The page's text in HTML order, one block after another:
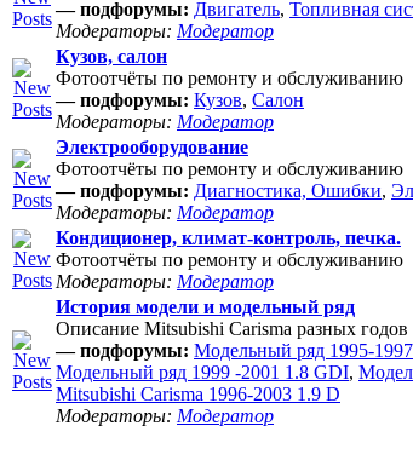
— подфорумы: Двигатель, Топливная
Модераторы: Модератор
Кузов, салон
Фотоотчёты по ремонту и обслуживанию
— подфорумы: Кузов, Салон
Модераторы: Модератор
Электрооборудование
Фотоотчёты по ремонту и обслуживанию
— подфорумы: Диагностика, Ошибки,
Модераторы: Модератор
Кондиционер, климат-контроль, печка.
Фотоотчёты по ремонту и обслуживанию
Модераторы: Модератор
История модели и модельный ряд
Описание Mitsubishi Carisma разных годов
— подфорумы: Модельный ряд 1995-
Модельный ряд 1999 -2001 1.8 GDI,
Mitsubishi Carisma 1996-2003 1.9 D
Модераторы: Модератор